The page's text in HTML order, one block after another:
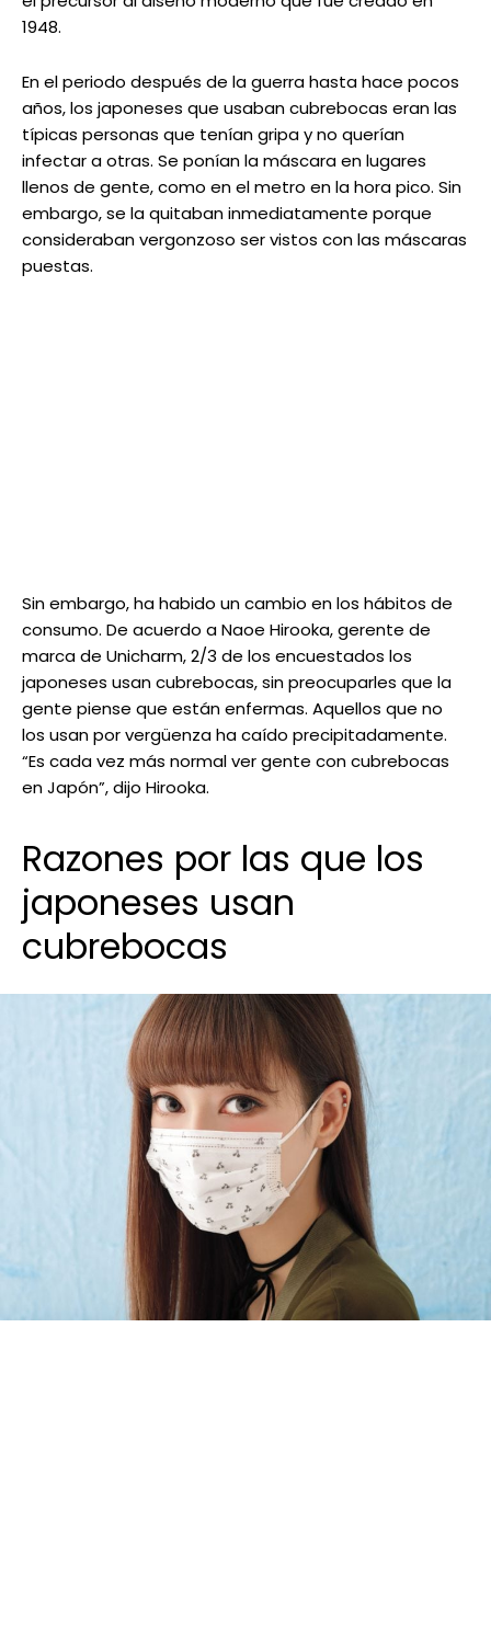
1948.
En el periodo después de la guerra hasta hace pocos
años, los japoneses que usaban cubrebocas eran las
típicas personas que tenían gripa y no querían
infectar a otras. Se ponían la máscara en lugares
llenos de gente, como en el metro en la hora pico. Sin
embargo, se la quitaban inmediatamente porque
consideraban vergonzoso ser vistos con las máscaras
puestas.
Sin embargo, ha habido un cambio en los hábitos de
consumo. De acuerdo a Naoe Hirooka, gerente de
marca de Unicharm, 2/3 de los encuestados los
japoneses usan cubrebocas, sin preocuparles que la
gente piense que están enfermas. Aquellos que no
los usan por vergüenza ha caído precipitadamente.
“Es cada vez más normal ver gente con cubrebocas
en Japón”, dijo Hirooka.
Razones por las que los
japoneses usan
cubrebocas